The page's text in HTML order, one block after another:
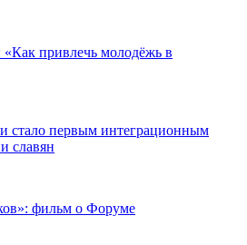
«Как привлечь молодёжь в
стало первым интеграционным
славян
фильм о Форуме